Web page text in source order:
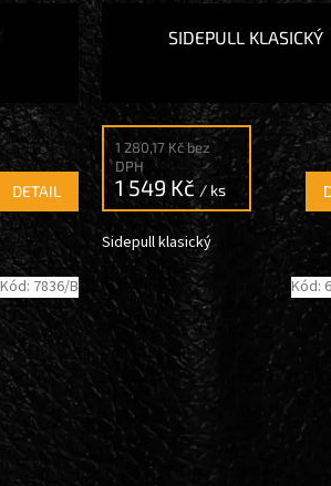
DETAIL
SIDEPULL KLASICKÝ
1 280,17 Kč bez
DPH
1 549 Kč/ ks
Sidepull klasický
Kód: 7836/B Kód: